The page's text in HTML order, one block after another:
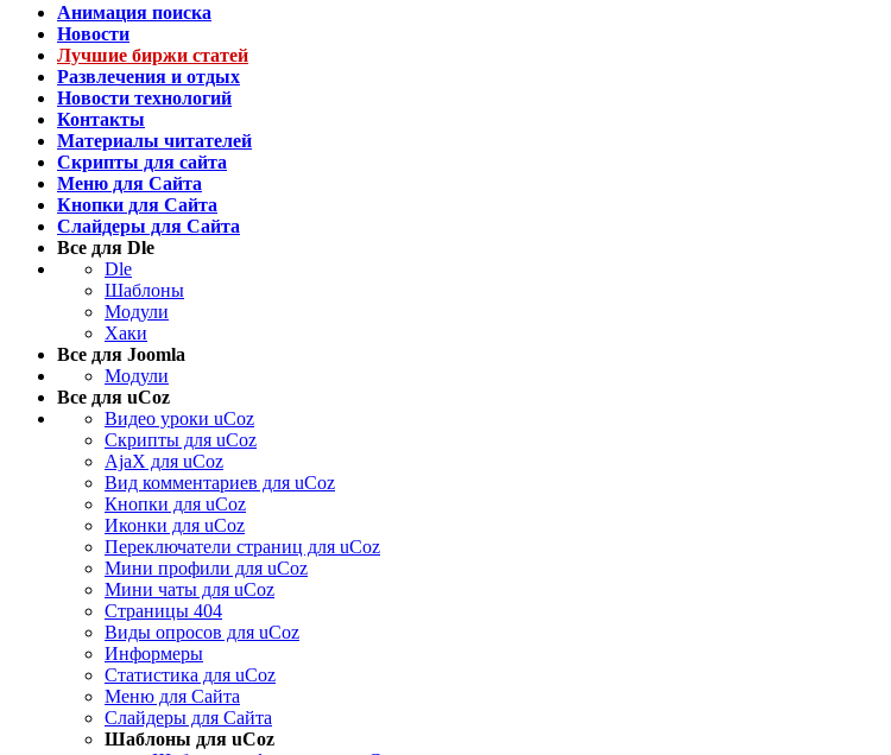
Анимация поиска
Новости
Лучшие биржи статей
Развлечения и отдых
Новости технологий
Контакты
Материалы читателей
Скрипты для сайта
Меню для Сайта
Кнопки для Сайта
Слайдеры для Сайта
Все для Dle
Dle
Шаблоны
Модули
Хаки
Все для Joomla
Модули
Все для uCoz
Видео уроки uCoz
Скрипты для uCoz
AjaX для uCoz
Вид комментариев для uCoz
Кнопки для uCoz
Иконки для uCoz
Переключатели страниц для uCoz
Мини профили для uCoz
Мини чаты для uCoz
Страницы 404
Виды опросов для uCoz
Информеры
Статистика для uCoz
Меню для Сайта
Слайдеры для Сайта
Шаблоны для uCoz